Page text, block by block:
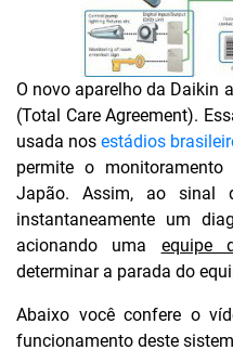
O novo aparelho da Daikin
(Total Care Agreement).
usada nos estádios
permite o
Japão. Assim, ao sinal
instantaneamente um
acionando uma equipe
determinar a parada do
Abaixo você confere o
funcionamento deste